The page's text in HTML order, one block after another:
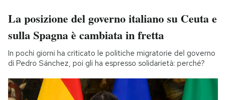
La posizione del governo italiano su Ceuta e
sulla Spagna è cambiata in fretta
In pochi giorni ha criticato le politiche migratorie del governo
di Pedro Sánchez, poi gli ha espresso solidarietà: perché?